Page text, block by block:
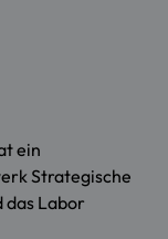
ein
Strategische
das Labor